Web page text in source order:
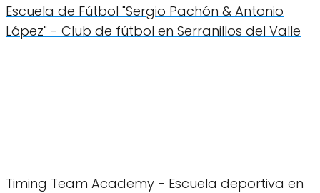
Escuela de Fútbol "Sergio Pachón & Antonio
López" - Club de fútbol en Serranillos del Valle
Timing Team Academy - Escuela deportiva en